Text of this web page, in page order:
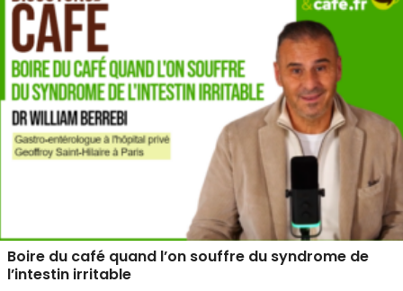
Boire du café quand l’on souffre du syndrome de
l’intestin irritable